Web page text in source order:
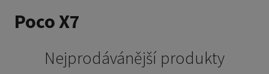
Poco X7
Nejprodávánější produkty